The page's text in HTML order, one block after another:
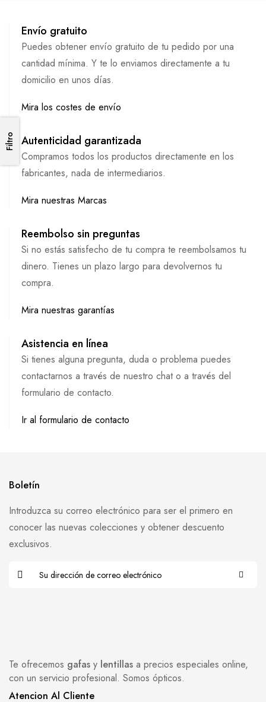
Filtro
Filtro
Envío gratuito
Puedes obtener envío gratuito de tu pedido por una
cantidad mínima. Y te lo enviamos directamente a tu
domicilio en unos días.
Mira los costes de envío
Autenticidad garantizada
Compramos todos los productos directamente en los
fabricantes, nada de intermediarios.
Mira nuestras Marcas
Reembolso sin preguntas
Si no estás satisfecho de tu compra te reembolsamos tu
dinero. Tienes un plazo largo para devolvernos tu
compra.
Mira nuestras garantías
Asistencia en línea
Si tienes alguna pregunta, duda o problema puedes
contactarnos a través de nuestro chat o a través del
formulario de contacto.
Ir al formulario de contacto
Te ofrecemos gafas y lentillas a precios especiales online,
con un servicio profesional. Somos ópticos.
Atencion Al Cliente
Boletín
Introduzca su correo electrónico para ser el primero en
conocer las nuevas colecciones y obtener descuento
exclusivos.